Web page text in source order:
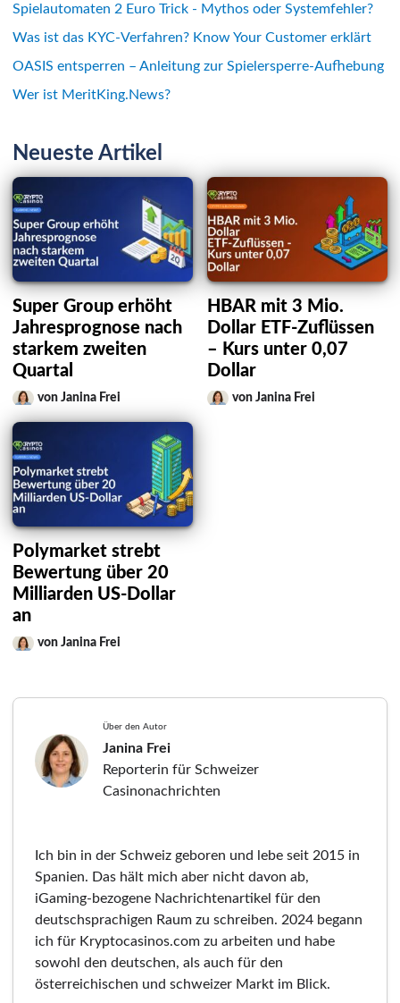
Spielautomaten 2 Euro Trick - Mythos oder Systemfehler?
Was ist das KYC-Verfahren? Know Your Customer erklärt
OASIS entsperren – Anleitung zur Spielersperre-Aufhebung
Wer ist MeritKing.News?
Neueste Artikel
Super Group erhöht
Jahresprognose nach
starkem zweiten
Quartal
von Janina Frei
HBAR mit 3 Mio.
Dollar ETF-Zuflüssen
– Kurs unter 0,07
Dollar
von Janina Frei
Polymarket strebt
Bewertung über 20
Milliarden US-Dollar
an
von Janina Frei
Über den Autor
Janina Frei
Reporterin für Schweizer
Casinonachrichten
Ich bin in der Schweiz geboren und lebe seit 2015 in
Spanien. Das hält mich aber nicht davon ab,
iGaming-bezogene Nachrichtenartikel für den
deutschsprachigen Raum zu schreiben. 2024 begann
ich für Kryptocasinos.com zu arbeiten und habe
sowohl den deutschen, als auch für den
österreichischen und schweizer Markt im Blick.